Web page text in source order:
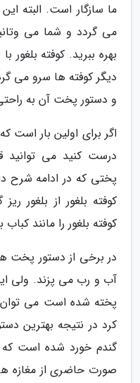
ما سازگار است. البته
می گردد و شما می
بهره ببرید. کوفته بلغور
دیگر کوفته ها سرو می
و دستور پخت آن به
اگر برای اولین بار است
درست کنید می توانید
پختی که در ادامه شرح
کوفته بلغور از بلغور
کوفته بلغور را مانند
در برخی از دستور پخت
آب و رب می پزند. ولی
پخته شده است می
کرد در نتیجه بهترین
گندم خورد شده است که
صورت حاضری از مغازه